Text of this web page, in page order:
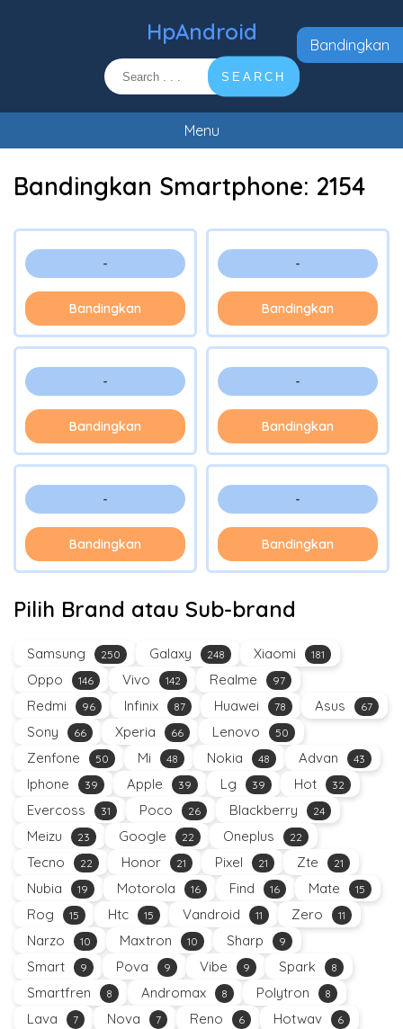
HpAndroid
SEARCH
Menu
Bandingkan Smartphone: 2154
-
Bandingkan
-
Bandingkan
-
Bandingkan
-
Bandingkan
-
Bandingkan
-
Bandingkan
Pilih Brand atau Sub-brand
Samsung 250 Galaxy 248 Xiaomi 181
Oppo 146 Vivo 142 Realme 97
Redmi 96 Infinix 87 Huawei 78 Asus 67
Sony 66 Xperia 66 Lenovo 50
Zenfone 50 Mi 48 Nokia 48 Advan 43
Iphone 39 Apple 39 Lg 39 Hot 32
Evercoss 31 Poco 26 Blackberry 24
Meizu 23 Google 22 Oneplus 22
Tecno 22 Honor 21 Pixel 21 Zte 21
Nubia 19 Motorola 16 Find 16 Mate 15
Rog 15 Htc 15 Vandroid 11 Zero 11
Narzo 10 Maxtron 10 Sharp 9
Smart 9 Pova 9 Vibe 9 Spark 8
Smartfren 8 Andromax 8 Polytron 8
Lava 7 Nova 7 Reno 6 Hotwav 6
Bandingkan